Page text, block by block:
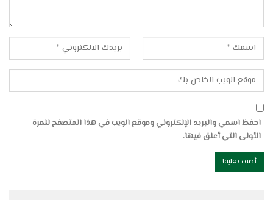
احفظ اسمي والبريد الإلكتروني وموقع الويب في هذا المتصفح للمرة
الأولى التي أعلق فيها.